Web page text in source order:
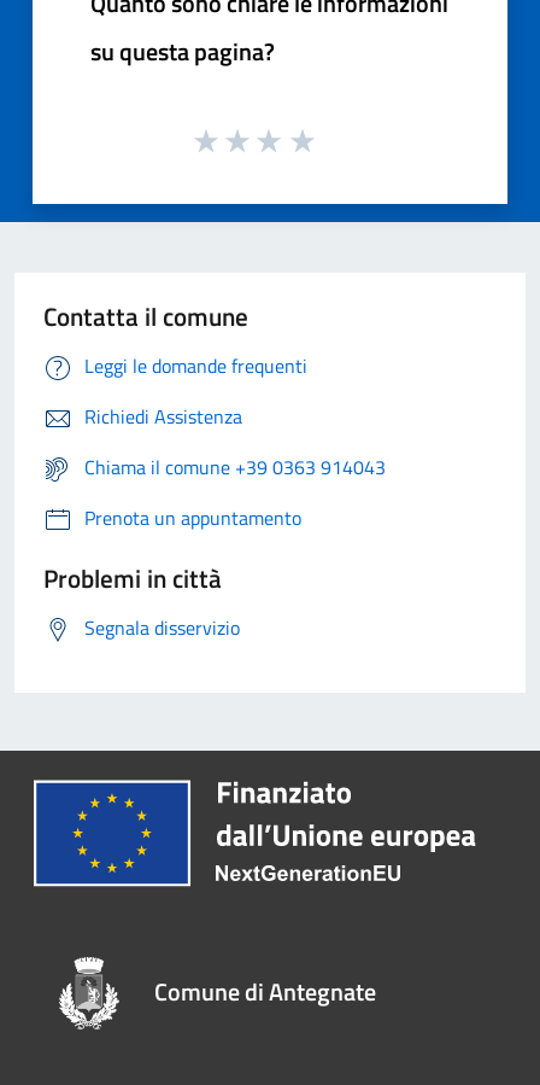
su questa pagina?
Contatta il comune
Leggi le domande frequenti
Richiedi Assistenza
Chiama il comune +39 0363 914043
Prenota un appuntamento
Problemi in città
Segnala disservizio
Comune di Antegnate